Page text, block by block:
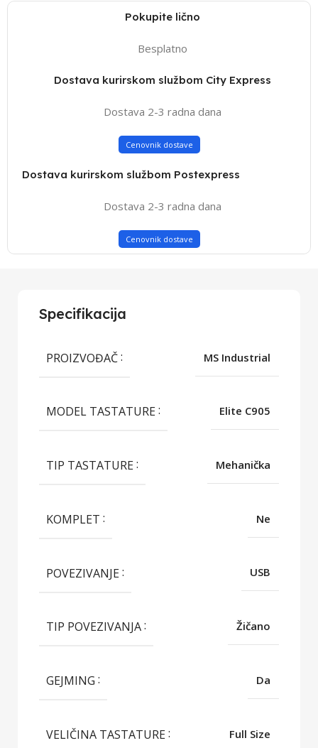
Pokupite lično
Besplatno
Dostava kurirskom službom City Express
Dostava 2-3 radna dana
Cenovnik dostave
Dostava kurirskom službom Postexpress
Dostava 2-3 radna dana
Cenovnik dostave
Specifikacija
PROIZVOĐAČ MS Industrial
MODEL TASTATURE Elite C905
TIP TASTATURE Mehanička
KOMPLET Ne
POVEZIVANJE USB
TIP POVEZIVANJA Žičano
GEJMING Da
VELIČINA TASTATURE Full Size